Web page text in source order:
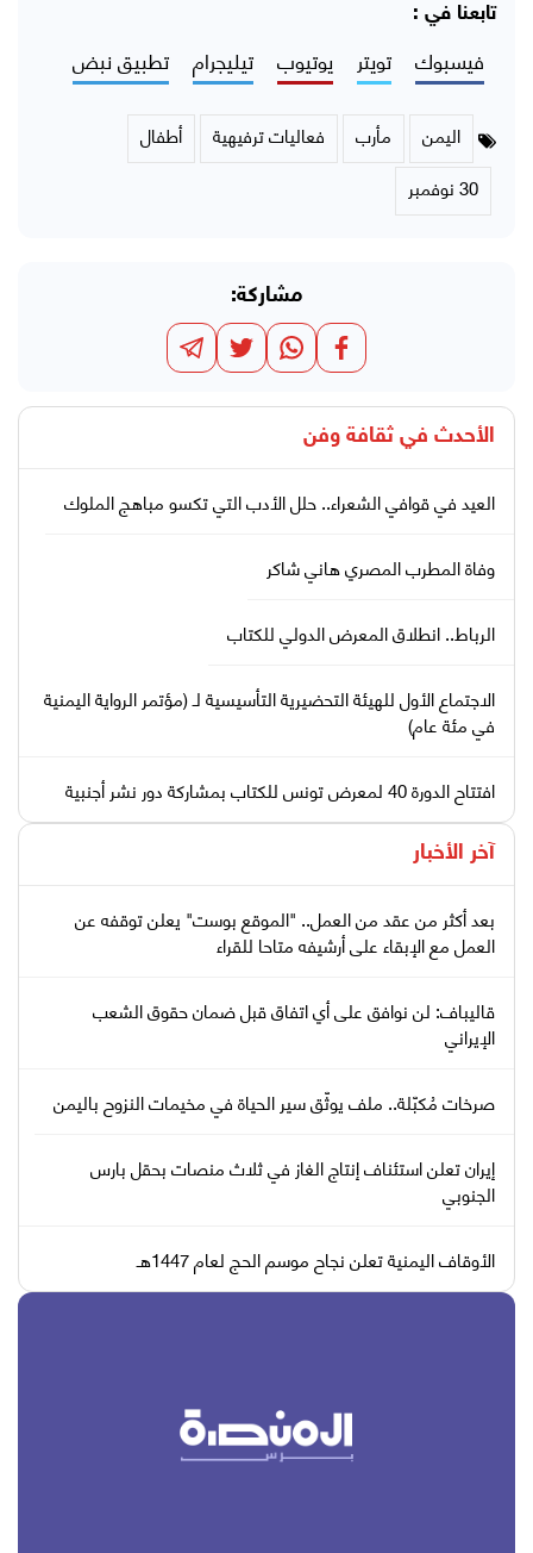
تابعنا في :
فيسبوك تويتر يوتيوب تيليجرام تطبيق نبض
اليمن مأرب فعاليات ترفيهية
أطفال
30 نوفمبر
مشاركة:
الأحدث في ثقافة وفن
العيد في قوافي الشعراء.. حلل الأدب التي تكسو مباهج الملوك
وفاة المطرب المصري هاني شاكر
الرباط.. انطلاق المعرض الدولي للكتاب
الاجتماع الأول للهيئة التحضيرية التأسيسية لـ (مؤتمر الرواية اليمنية
في مئة عام)
افتتاح الدورة 40 لمعرض تونس للكتاب بمشاركة دور نشر أجنبية
آخر الأخبار
بعد أكثر من عقد من العمل.. "الموقع بوست" يعلن توقفه عن
العمل مع الإبقاء على أرشيفه متاحا للقراء
قاليباف: لن نوافق على أي اتفاق قبل ضمان حقوق الشعب
الإيراني
صرخات مُكبّلة.. ملف يوثّق سير الحياة في مخيمات النزوح باليمن
إيران تعلن استئناف إنتاج الغاز في ثلاث منصات بحقل بارس
الجنوبي
الأوقاف اليمنية تعلن نجاح موسم الحج لعام 1447هـ